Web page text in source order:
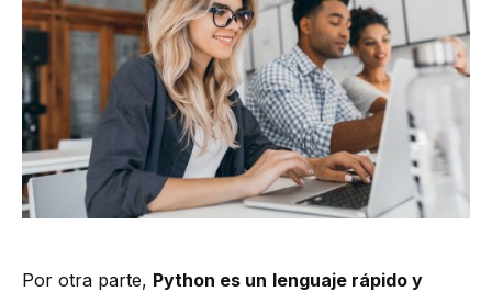
Por otra parte, Python es un lenguaje rápido y